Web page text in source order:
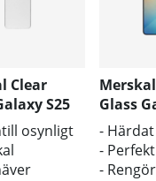
Clear
S25
osynligt
Glass
Ultra
-
-
-